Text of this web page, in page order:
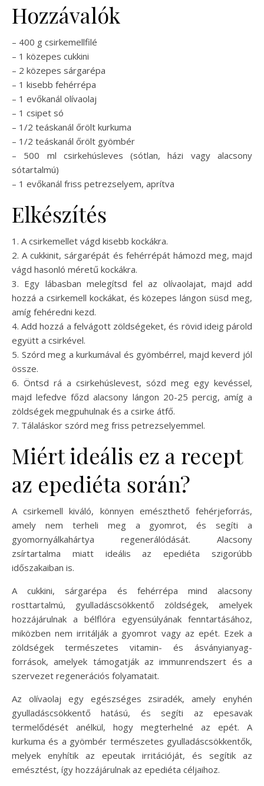
Hozzávalók
– 400 g csirkemellfilé
– 1 közepes cukkini
– 2 közepes sárgarépa
– 1 kisebb fehérrépa
– 1 evőkanál olívaolaj
– 1 csipet só
– 1/2 teáskanál őrölt kurkuma
– 1/2 teáskanál őrölt gyömbér
– 500 ml csirkehúsleves (sótlan, házi vagy alacsony
sótartalmú)
– 1 evőkanál friss petrezselyem, aprítva
Elkészítés
1. A csirkemellet vágd kisebb kockákra.
2. A cukkinit, sárgarépát és fehérrépát hámozd meg, majd
vágd hasonló méretű kockákra.
3. Egy lábasban melegítsd fel az olívaolajat, majd add
hozzá a csirkemell kockákat, és közepes lángon süsd meg,
amíg fehéredni kezd.
4. Add hozzá a felvágott zöldségeket, és rövid ideig párold
együtt a csirkével.
5. Szórd meg a kurkumával és gyömbérrel, majd keverd jól
össze.
6. Öntsd rá a csirkehúslevest, sózd meg egy kevéssel,
majd lefedve főzd alacsony lángon 20-25 percig, amíg a
zöldségek megpuhulnak és a csirke átfő.
7. Tálaláskor szórd meg friss petrezselyemmel.
Miért ideális ez a recept
az epediéta során?
A csirkemell kiváló, könnyen emészthető fehérjeforrás,
amely nem terheli meg a gyomrot, és segíti a
gyomornyálkahártya regenerálódását. Alacsony
zsírtartalma miatt ideális az epediéta szigorúbb
időszakaiban is.
A cukkini, sárgarépa és fehérrépa mind alacsony
rosttartalmú, gyulladáscsökkentő zöldségek, amelyek
hozzájárulnak a bélflóra egyensúlyának fenntartásához,
miközben nem irritálják a gyomrot vagy az epét. Ezek a
zöldségek természetes vitamin- és ásványianyag-
források, amelyek támogatják az immunrendszert és a
szervezet regenerációs folyamatait.
Az olívaolaj egy egészséges zsiradék, amely enyhén
gyulladáscsökkentő hatású, és segíti az epesavak
termelődését anélkül, hogy megterhelné az epét. A
kurkuma és a gyömbér természetes gyulladáscsökkentők,
melyek enyhítik az epeutak irritációját, és segítik az
emésztést, így hozzájárulnak az epediéta céljaihoz.